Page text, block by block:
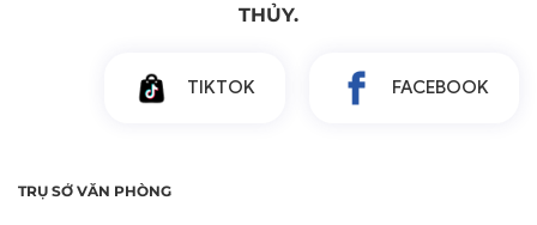
THỦY.
TIKTOK FACEBOOK
TRỤ SỞ VĂN PHÒNG